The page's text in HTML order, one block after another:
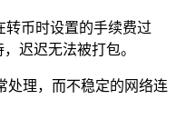
转币时设置的手续费过
迟迟无法被打包。
处理，而不稳定的网络连